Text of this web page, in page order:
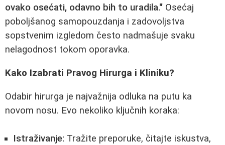
ovako osećati, odavno bih to uradila." Osećaj
poboljšanog samopouzdanja i zadovoljstva
sopstvenim izgledom često nadmašuje svaku
nelagodnost tokom oporavka.
Kako Izabrati Pravog Hirurga i Kliniku?
Odabir hirurga je najvažnija odluka na putu ka
novom nosu. Evo nekoliko ključnih koraka:
Istraživanje: Tražite preporuke, čitajte iskustva,